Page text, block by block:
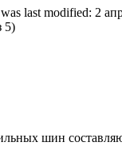
was last modified: 2
5)
шин